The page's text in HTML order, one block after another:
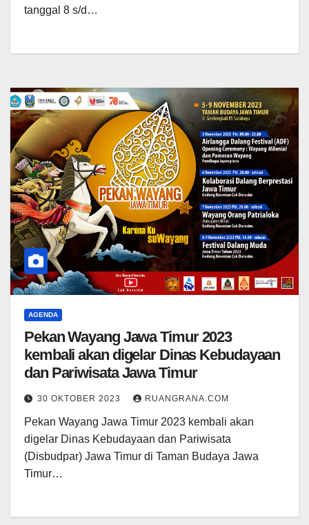
tanggal 8 s/d…
AGENDA
Pekan Wayang Jawa Timur 2023
kembali akan digelar Dinas Kebudayaan
dan Pariwisata Jawa Timur
30 OKTOBER 2023 RUANGRANA.COM
Pekan Wayang Jawa Timur 2023 kembali akan
digelar Dinas Kebudayaan dan Pariwisata
(Disbudpar) Jawa Timur di Taman Budaya Jawa
Timur…